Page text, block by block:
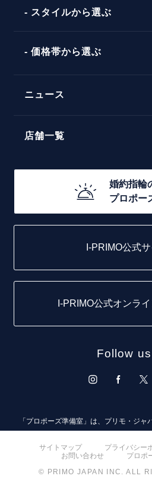
言葉
コンビネーション
ソリテール
ラインメレ
スタイルから選ぶ
シンプル
モード
エレガント
価格帯から選ぶ
30万円台～
20万円台～
10万円台～
ニュース
店舗一覧
函館店
取扱店)エヴァンスブライダ
青森店
郡山モルティ店
いわき店
婚約指輪
プロポー
I-PRIMO公式サ
I-PRIMO公式オンラ
Follow
「プロポーズ準備室」は、プリモ・ジャ
サイトマップ プライバシー
お問い合わせ
プロポ
© PRIMO JAPAN INC. ALL